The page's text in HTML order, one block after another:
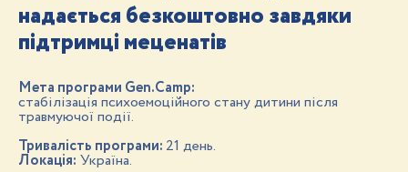
надається безкоштовно завдяки
підтримці меценатів
Мета програми Gen.Camp:
стабілізація психоемоційного стану дитини після
травмуючої події.
Тривалість програми: 21 день.
Локація: Україна.